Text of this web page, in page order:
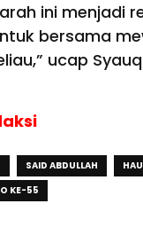
ini menjadi
bersama
ucap
SAID ABDULLAH
KE-55